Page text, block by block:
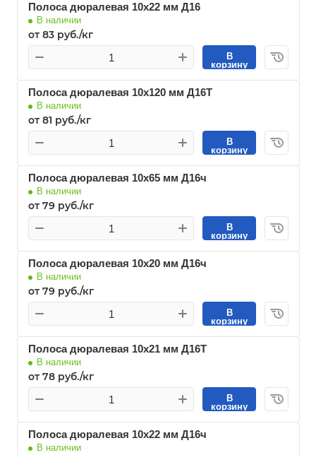
Полоса дюралевая 10х22 мм Д16
В наличии
от 83 руб./кг
В
корзину
Полоса дюралевая 10х120 мм Д16Т
В наличии
от 81 руб./кг
В
корзину
Полоса дюралевая 10х65 мм Д16ч
В наличии
от 79 руб./кг
В
корзину
Полоса дюралевая 10х20 мм Д16ч
В наличии
от 79 руб./кг
В
корзину
Полоса дюралевая 10х21 мм Д16Т
В наличии
от 78 руб./кг
В
корзину
Полоса дюралевая 10х22 мм Д16ч
В наличии